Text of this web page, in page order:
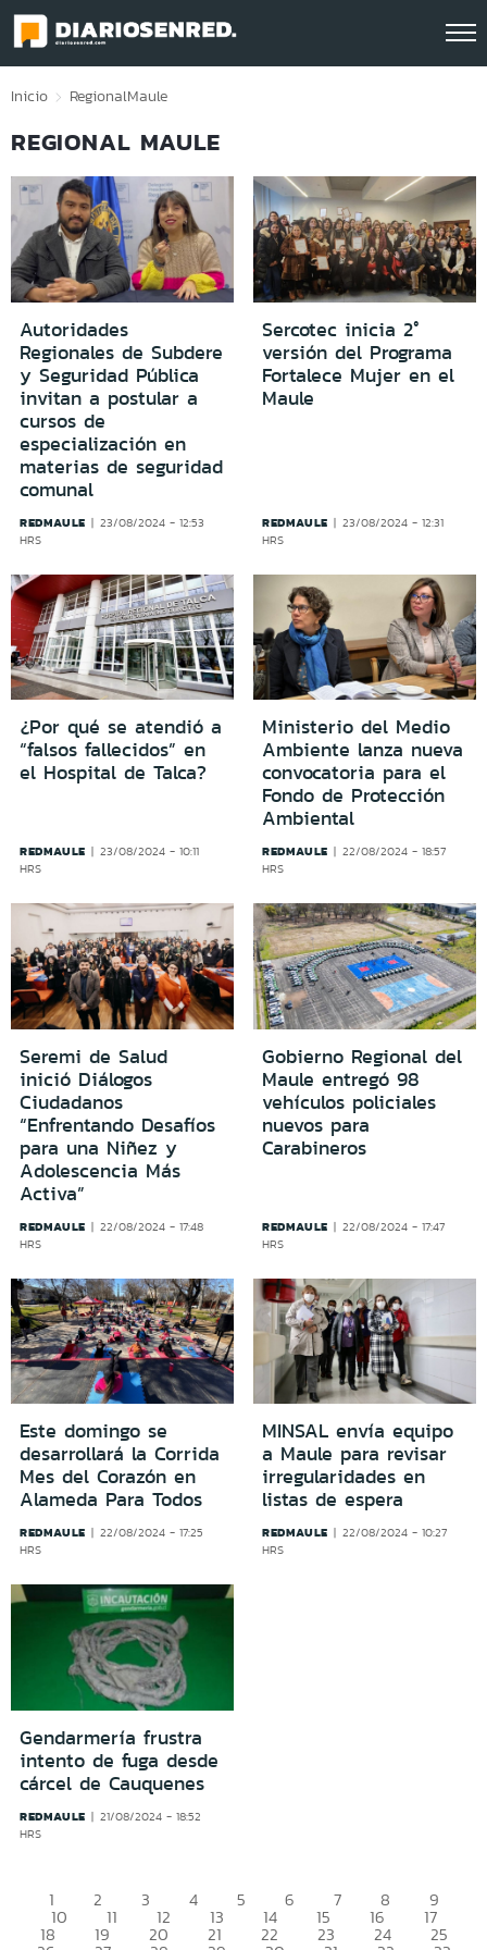
Click acá para ir directamente al contenido
Inicio RegionalMaule
REGIONAL MAULE
Autoridades
Regionales de Subdere
y Seguridad Pública
invitan a postular a
cursos de
especialización en
materias de seguridad
comunal
REDMAULE
23/08/2024 - 12:53
HRS
Sercotec inicia 2°
versión del Programa
Fortalece Mujer en el
Maule
REDMAULE
23/08/2024 - 12:31
HRS
¿Por qué se atendió a
“falsos fallecidos” en
el Hospital de Talca?
REDMAULE
23/08/2024 - 10:11
HRS
Ministerio del Medio
Ambiente lanza nueva
convocatoria para el
Fondo de Protección
Ambiental
REDMAULE
22/08/2024 - 18:57
HRS
Seremi de Salud
inició Diálogos
Ciudadanos
“Enfrentando Desafíos
para una Niñez y
Adolescencia Más
Activa”
REDMAULE
22/08/2024 - 17:48
HRS
Gobierno Regional del
Maule entregó 98
vehículos policiales
nuevos para
Carabineros
REDMAULE
22/08/2024 - 17:47
HRS
Este domingo se
desarrollará la Corrida
Mes del Corazón en
Alameda Para Todos
REDMAULE
22/08/2024 - 17:25
HRS
MINSAL envía equipo
a Maule para revisar
irregularidades en
listas de espera
REDMAULE
22/08/2024 - 10:27
HRS
Gendarmería frustra
intento de fuga desde
cárcel de Cauquenes
REDMAULE
21/08/2024 - 18:52
HRS
1 2 3 4 5 6 7 8 9
10 11 12 13 14 15 16 17
18 19 20 21 22 23 24 25